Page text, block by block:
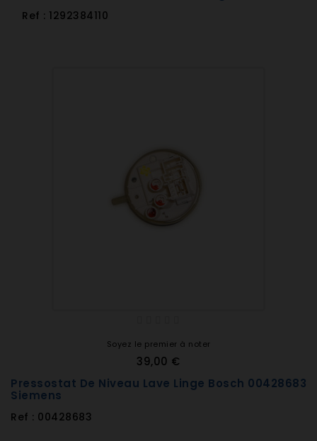
Ref : 1292384110
Soyez le premier à noter
39,00 €
Pressostat De Niveau Lave Linge Bosch 00428683
Siemens
Ref : 00428683